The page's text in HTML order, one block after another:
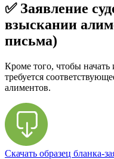
✅ Заявление
взыскании
письма)
Кроме того, чтобы начать
требуется
алиментов.
Скачать образец бланка-